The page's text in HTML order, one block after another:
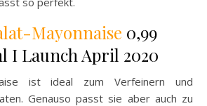
Mayonnaise 0,99
I Launch April 2020
ist ideal zum Verfeinern und
Genauso passt sie aber auch zu